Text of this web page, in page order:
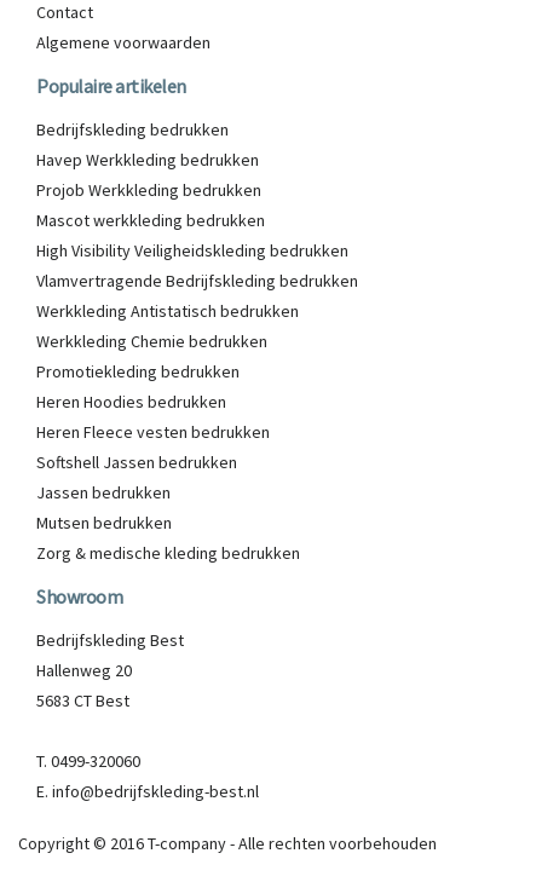
Contact
Algemene voorwaarden
Populaire artikelen
Bedrijfskleding bedrukken
Havep Werkkleding bedrukken
Projob Werkkleding bedrukken
Mascot werkkleding bedrukken
High Visibility Veiligheidskleding bedrukken
Vlamvertragende Bedrijfskleding bedrukken
Werkkleding Antistatisch bedrukken
Werkkleding Chemie bedrukken
Promotiekleding bedrukken
Heren Hoodies bedrukken
Heren Fleece vesten bedrukken
Softshell Jassen bedrukken
Jassen bedrukken
Mutsen bedrukken
Zorg & medische kleding bedrukken
Showroom
Bedrijfskleding Best
Hallenweg 20
5683 CT Best
T. 0499-320060
E. info@bedrijfskleding-best.nl
Copyright © 2016 T-company - Alle rechten voorbehouden